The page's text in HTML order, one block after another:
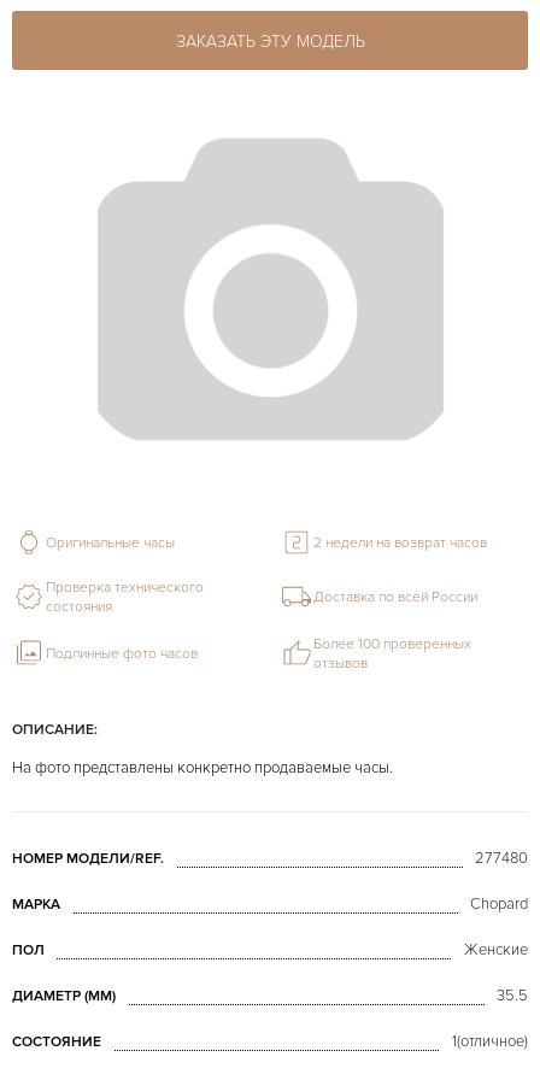
ЗАКАЗАТЬ ЭТУ МОДЕЛЬ
ОПИСАНИЕ:
На фото представлены конкретно продаваемые часы.
НОМЕР МОДЕЛИ/REF. 277480
МАРКА Chopard
ПОЛ Женские
ДИАМЕТР (MM) 35.5
СОСТОЯНИЕ 1(отличное)
Оригинальные часы 2 недели на возврат часов
Проверка технического
состояния
Доставка по всей России
Подлинные фото часов
Более 100 проверенных
отзывов